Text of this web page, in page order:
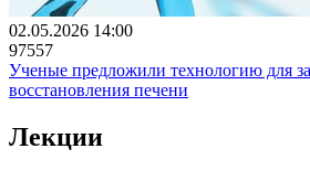
02.05.2026 14:00
97557
Ученые предложили технологию для
восстановления печени
Лекции